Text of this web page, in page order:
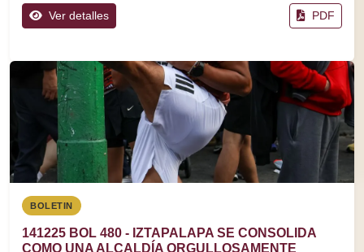
Ver detalles PDF
BOLETIN
141225 BOL 480 - IZTAPALAPA SE CONSOLIDA
COMO UNA ALCALDÍA ORGULLOSAMENTE